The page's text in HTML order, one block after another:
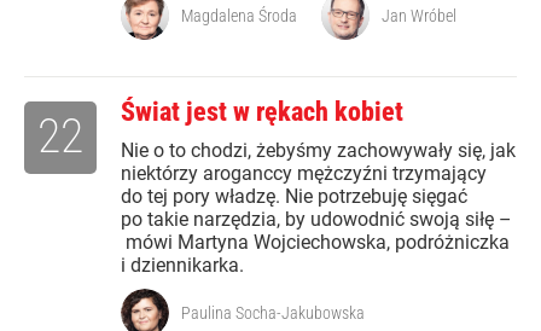
Magdalena Środa Jan Wróbel
Świat jest w rękach kobiet
Nie o to chodzi, żebyśmy zachowywały się, jak
niektórzy aroganccy mężczyźni trzymający
do tej pory władzę. Nie potrzebuję sięgać
po takie narzędzia, by udowodnić swoją siłę –
mówi Martyna Wojciechowska, podróżniczka
i dziennikarka.
22
Paulina Socha-Jakubowska